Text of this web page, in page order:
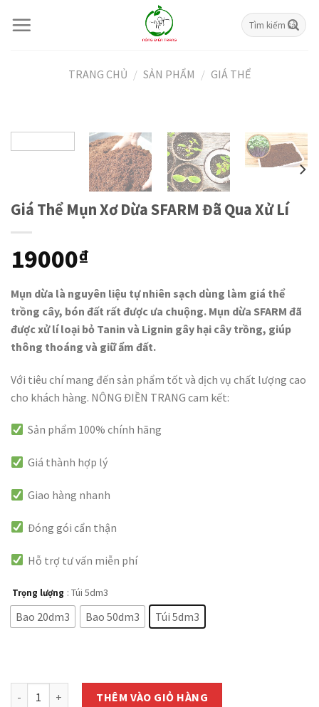
Tìm
kiếm:
TRANG CHỦ / SẢN PHẨM / GIÁ THỂ
Giá Thể Mụn Xơ Dừa SFARM Đã Qua Xử Lí
19000₫
Mụn dừa là nguyên liệu tự nhiên sạch dùng làm giá thể
trồng cây, bón đất rất được ưa chuộng. Mụn dừa SFARM đã
được xử lí loại bỏ Tanin và Lignin gây hại cây trồng, giúp
thông thoáng và giữ ẩm đất.
Với tiêu chí mang đến sản phẩm tốt và dịch vụ chất lượng cao
cho khách hàng. NÔNG ĐIỀN TRANG cam kết:
Sản phẩm 100% chính hãng
Giá thành hợp lý
Giao hàng nhanh
Đóng gói cẩn thận
Hỗ trợ tư vấn miễn phí
Trọng lượng : Túi 5dm3
Bao 20dm3 Bao 50dm3 Túi 5dm3
Giá Thể Mụn Xơ Dừa SFARM Đã Qua Xử Lí số lượng
THÊM VÀO GIỎ HÀNG